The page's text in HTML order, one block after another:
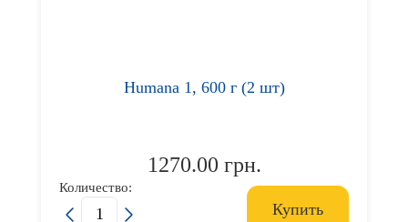
Humana 1, 600 г (2 шт)
1270.00 грн.
Количество:
Купить